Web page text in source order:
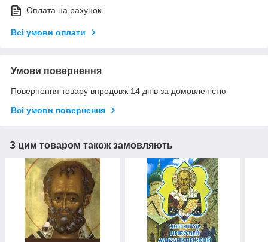
Оплата на рахунок
Всі умови оплати
Умови повернення
Повернення товару впродовж 14 днів за домовленістю
Всі умови повернення
З цим товаром також замовляють